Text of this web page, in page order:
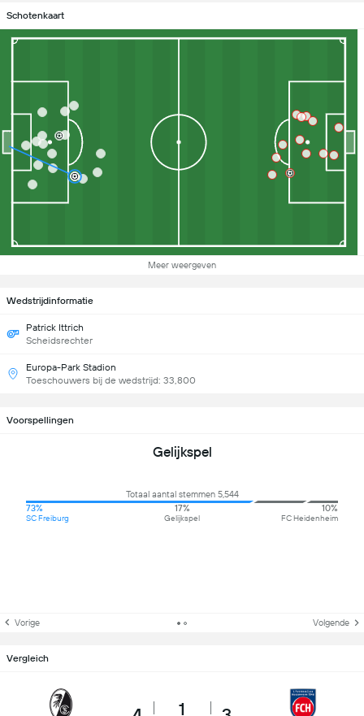
Schotenkaart
Meer weergeven
Wedstrijdinformatie
Patrick Ittrich
Scheidsrechter
Europa-Park Stadion
Toeschouwers bij de wedstrijd: 33,800
Voorspellingen
Gelijkspel
Totaal aantal stemmen 5,544
73%
SC Freiburg
17%
Gelijkspel
10%
FC Heidenheim
Vorige Volgende
Vergleich
1